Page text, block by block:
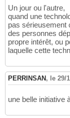
Un jour ou l'autre,
quand une
pas sérieusement
des personnes
propre intérêt, ou
laquelle cette
PERRINSAN , le 29/
une belle initiative